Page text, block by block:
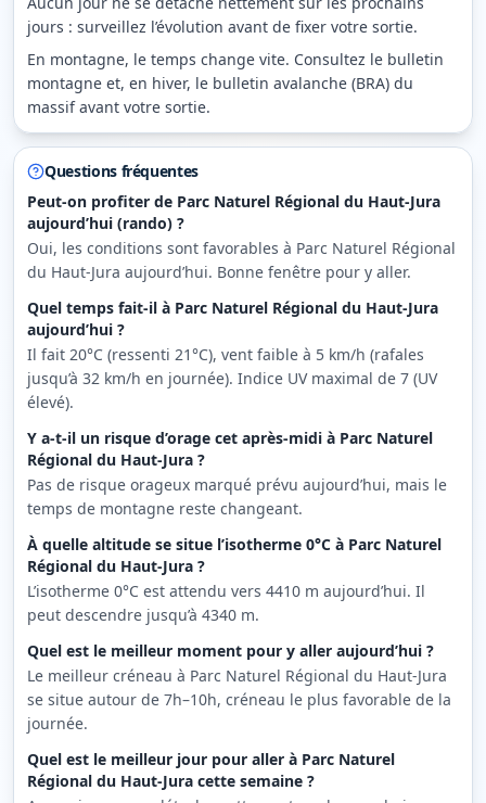
jours : surveillez l’évolution avant de fixer votre sortie.
En montagne, le temps change vite. Consultez le bulletin
montagne et, en hiver, le bulletin avalanche (BRA) du
massif avant votre sortie.
Questions fréquentes
Peut-on profiter de Parc Naturel Régional du Haut-Jura
aujourd’hui (rando) ?
Oui, les conditions sont favorables à Parc Naturel Régional
du Haut-Jura aujourd’hui. Bonne fenêtre pour y aller.
Quel temps fait-il à Parc Naturel Régional du Haut-Jura
aujourd’hui ?
Il fait 20°C (ressenti 21°C), vent faible à 5 km/h (rafales
jusqu’à 32 km/h en journée). Indice UV maximal de 7 (UV
élevé).
Y a-t-il un risque d’orage cet après-midi à Parc Naturel
Régional du Haut-Jura ?
Pas de risque orageux marqué prévu aujourd’hui, mais le
temps de montagne reste changeant.
À quelle altitude se situe l’isotherme 0°C à Parc Naturel
Régional du Haut-Jura ?
L’isotherme 0°C est attendu vers 4410 m aujourd’hui. Il
peut descendre jusqu’à 4340 m.
Quel est le meilleur moment pour y aller aujourd’hui ?
Le meilleur créneau à Parc Naturel Régional du Haut-Jura
se situe autour de 7h–10h, créneau le plus favorable de la
journée.
Quel est le meilleur jour pour aller à Parc Naturel
Régional du Haut-Jura cette semaine ?